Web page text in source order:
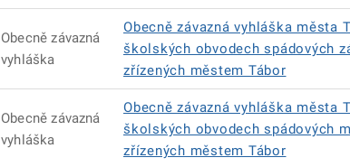
Obecně závazná
vyhláška
Obecně závazná vyhláška města
školských obvodech spádových
zřízených městem Tábor
Obecně závazná
vyhláška
Obecně závazná vyhláška města
školských obvodech spádových
zřízených městem Tábor